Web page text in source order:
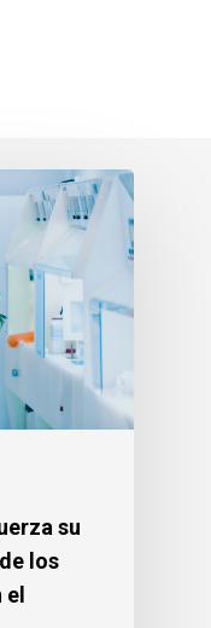
su
los
el